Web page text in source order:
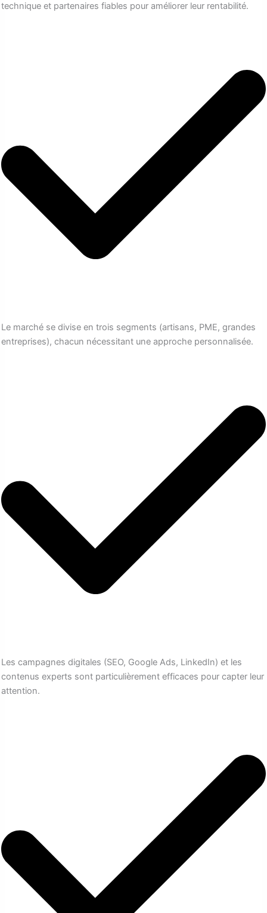
technique et partenaires fiables pour améliorer leur rentabilité.
Le marché se divise en trois segments (artisans, PME, grandes
entreprises), chacun nécessitant une approche personnalisée.
Les campagnes digitales (SEO, Google Ads, LinkedIn) et les
contenus experts sont particulièrement efficaces pour capter leur
attention.